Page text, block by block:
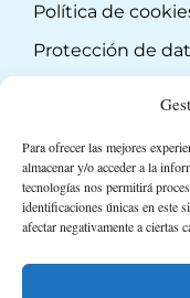
Para ofrecer las mejores
almacenar y/o acceder a la
tecnologías nos permitirá
identificaciones únicas en este
afectar negativamente a ciertas
Política de
Protección de